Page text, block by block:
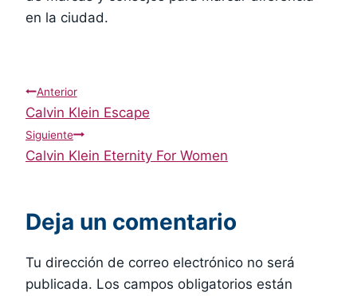
en la ciudad.
Navegación
de
entradas
Anterior
Calvin Klein Escape
Siguiente
Calvin Klein Eternity For Women
Deja un comentario
Tu dirección de correo electrónico no será
publicada. Los campos obligatorios están